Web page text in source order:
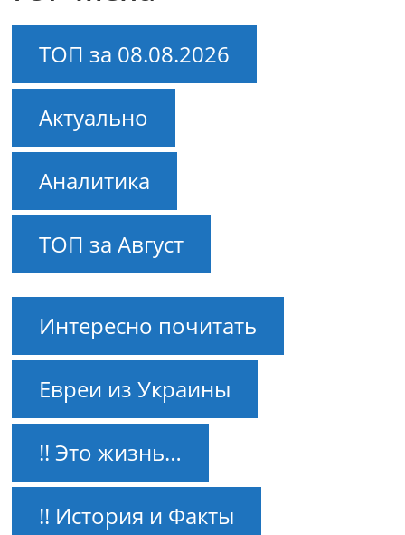
ТОП за 08.08.2026
Актуально
Аналитика
ТОП за Август
Интересно почитать
Евреи из Украины
!! Это жизнь…
!! История и Факты